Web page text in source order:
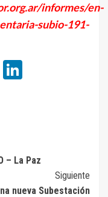
informes/en-
subio-191-
Threads
– La Paz
Siguiente
nueva Subestación